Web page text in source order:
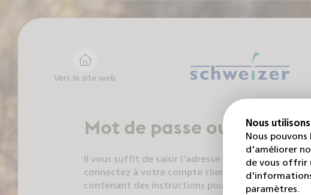
Vers le site web
Mot de passe oublién
Il vous suffit de saisir l'adresse e-mail avec laquelle
connectez à votre compte client. Vous recevrez
contenant des instructions pour réinitialiser votre
Nous
Nous
d'améliorer
de vous offrir
paramètres.